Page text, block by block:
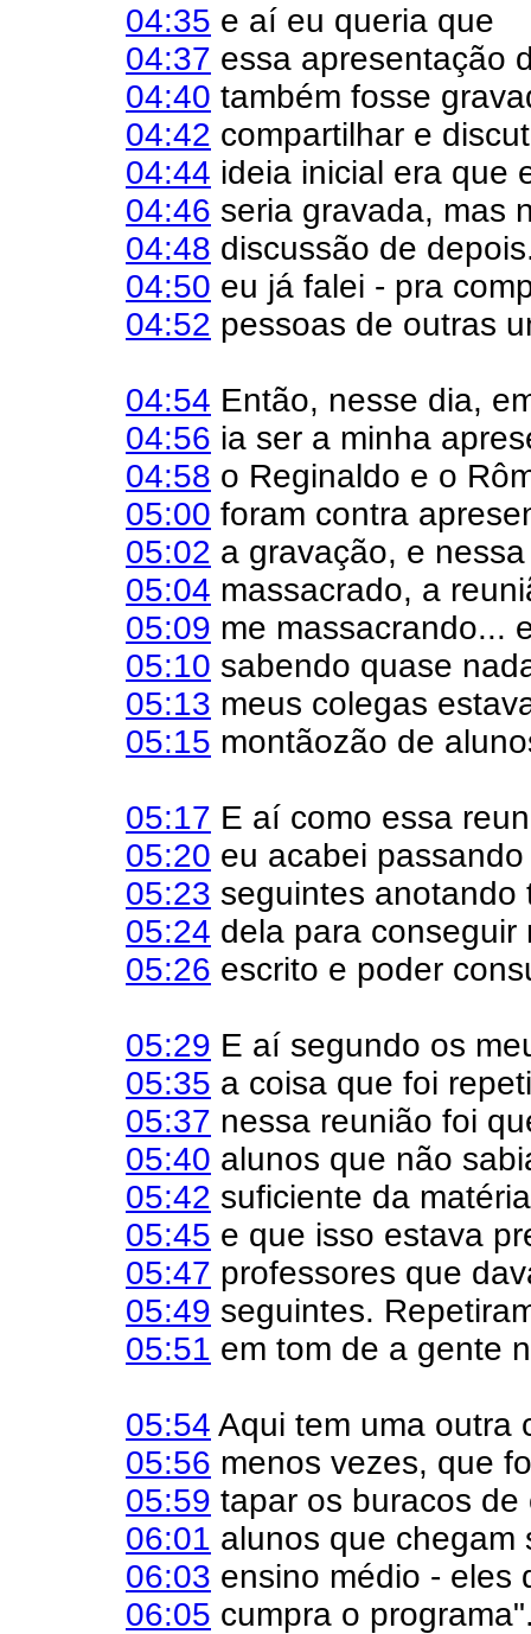
04:35 e aí eu queria que
04:37 essa apresentação
04:40 também fosse
04:42 compartilhar e
04:44 ideia inicial era que
04:46 seria gravada, mas
04:48 discussão de
04:50 eu já falei - pra
04:52 pessoas de outras
04:54 Então, nesse dia,
04:56 ia ser a minha
04:58 o Reginaldo e o
05:00 foram contra
05:02 a gravação, e
05:04 massacrado, a
05:09 me massacrando...
05:10 sabendo quase
05:13 meus colegas
05:15 montãozão de
05:17 E aí como essa
05:20 eu acabei
05:23 seguintes anotando
05:24 dela para conseguir
05:26 escrito e poder
05:29 E aí segundo os
05:35 a coisa que foi
05:37 nessa reunião foi
05:40 alunos que não
05:42 suficiente da matéria
05:45 e que isso estava
05:47 professores que
05:49 seguintes.
05:51 em tom de a gente
05:54 Aqui tem uma outra
05:56 menos vezes, que
05:59 tapar os buracos
06:01 alunos que chegam
06:03 ensino médio - eles
06:05 cumpra o